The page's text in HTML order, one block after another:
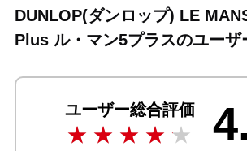
DUNLOP(ダンロップ) LE
Plus ル・マン5プラスのユーザ
ユーザー総合評価